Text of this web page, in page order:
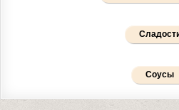
Соусы